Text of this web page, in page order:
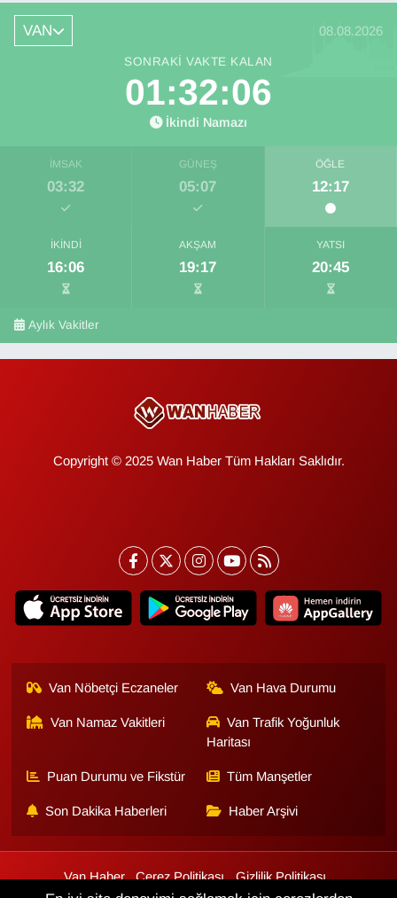
VAN 08.08.2026
SONRAKI VAKTE KALAN
01:32:06
İkindi Namazı
İMSAK
03:32
GÜNEŞ
05:07
ÖĞLE
12:17
İKINDI
16:06
AKŞAM
19:17
YATSI
20:45
Aylık Vakitler
Copyright © 2025 Wan Haber Tüm Hakları Saklıdır.
Van Nöbetçi Eczaneler Van Hava Durumu
Van Namaz Vakitleri
Van Trafik Yoğunluk
Haritası
Puan Durumu ve Fikstür Tüm Manşetler
Son Dakika Haberleri Haber Arşivi
Van Haber Çerez Politikası
Gizlilik Politikası